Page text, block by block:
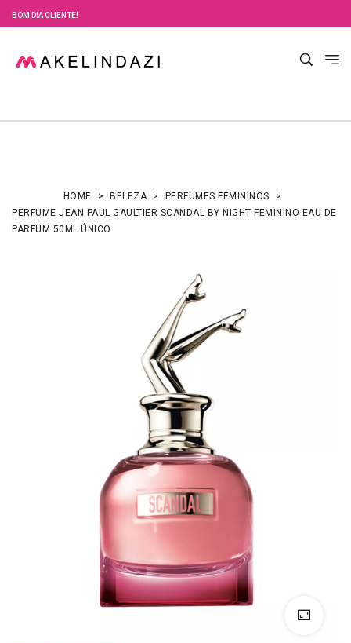
BOM DIA CLIENTE!
HOME BELEZA
PERFUMES FEMININOS
PERFUME JEAN PAUL GAULTIER SCANDAL BY NIGHT FEMININO EAU DE
PARFUM 50ML ÚNICO